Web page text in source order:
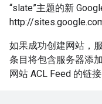
“slate”主题的新
http://
如果成功创建网站，
条目将包含服务器添
网站 ACL Feed 的链